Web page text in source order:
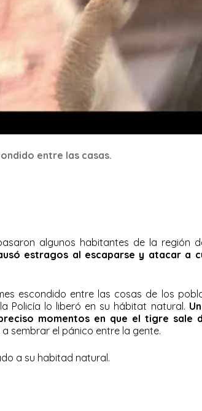
entre las casas.
algunos habitantes de la región
estragos al escaparse y atacar a
escondido entre las cosas de los
Policía lo liberó en su hábitat natural.
momentos en que el tigre sale
sembrar el pánico entre la gente.
a su habitad natural.